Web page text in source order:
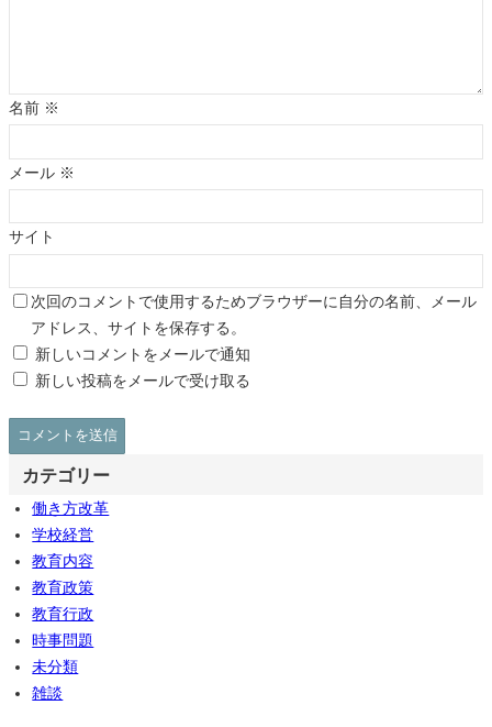
名前 ※
メール ※
サイト
次回のコメントで使用するためブラウザーに自分の名前、メール
アドレス、サイトを保存する。
新しいコメントをメールで通知
新しい投稿をメールで受け取る
カテゴリー
働き方改革
学校経営
教育内容
教育政策
教育行政
時事問題
未分類
雑談